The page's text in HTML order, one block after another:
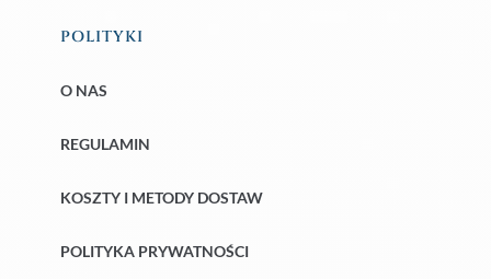
POLITYKI
O NAS
REGULAMIN
KOSZTY I METODY DOSTAW
POLITYKA PRYWATNOŚCI